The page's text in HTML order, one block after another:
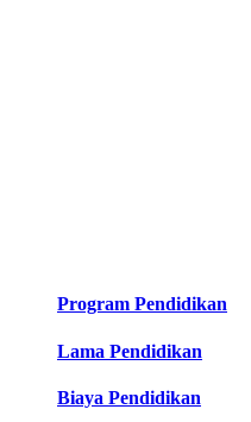
Program Pendidikan
Lama Pendidikan
Biaya Pendidikan